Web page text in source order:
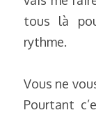
tous là
rythme.
Vous ne
Pourtant